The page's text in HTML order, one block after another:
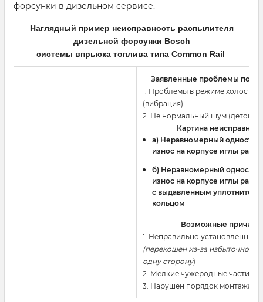
форсунки в дизельном сервисе.
Наглядный пример неисправность распылителя
дизельной форсунки Bosch
системы впрыска топлива типа Common Rail
Заявленные проблемы
1. Проблемы в режиме
(вибрация)
2. Не нормальный шум
Картина
a) Неравномерный
износ на корпусе иглы
б) Неравномерный
износ на корпусе иглы
с выдавленным
кольцом
Возможные причины
1. Неправильно установленный
(перекошен из-за избыточного
одну сторону)
2. Мелкие чужеродные частицы
3. Нарушен порядок монтажа